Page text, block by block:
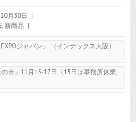
月30日
|
, 新商品 |
ジャパン」 （インテックス大阪）
市」11月15-17日（15日は事務所休業